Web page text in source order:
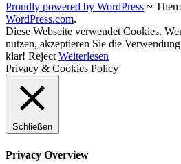
Proudly powered by WordPress ~
WordPress.com.
Diese Webseite verwendet Cookies.
nutzen, akzeptieren Sie die
klar! Reject Weiterlesen
Privacy & Cookies Policy
Schließen
Privacy Overview